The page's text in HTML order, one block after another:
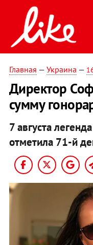
Главная — Украина —
Директор
сумму
7 августа
отметила 71-й